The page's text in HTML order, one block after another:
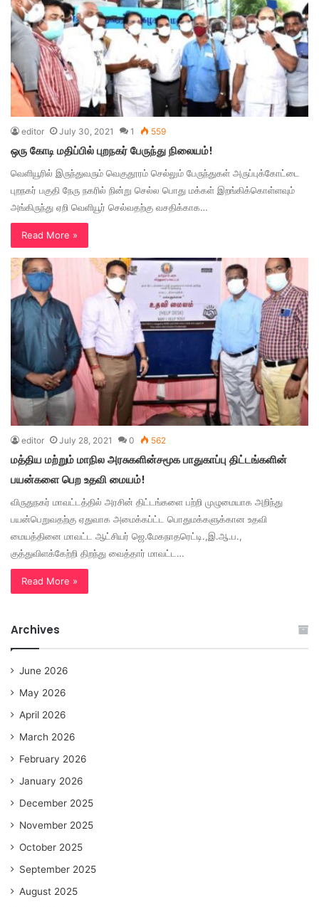
editor July 30, 2021 1 559
ஒரு கோடி மதிப்பில் புறநகர் பேருந்து நிலையம்!
வெளியூரில் இருந்துவரும் வெகுதூரம் செல்லும் பேருந்துகள் அருப்புக்கோட்டை
புறநகர் பகுதி நேரு நகரில் நின்று செல்ல பொது மக்கள் இறங்கிக்கொள்ளவும்
அங்கிருந்து ஏறி வெளியூர் செல்வதற்கு வசதிக்காக…
Read More »
editor July 28, 2021 0 562
மத்திய மற்றும் மாநில அரசுகளின்சமூக பாதுகாப்பு திட்டங்களின்
பயன்களை பெற உதவி மையம்!
விருதுநகர் மாவட்டத்தில் அரசின் திட்டங்களை பற்றி முழுமையாக அறிந்து
பயன்பெறுவதற்கு ஏதுவாக அமைக்கப்ட்ட பொதுமக்களுக்கான உதவி
மையத்தினை மாவட்ட ஆட்சியர் ஜெ.மேகநாதரெட்டி.,இ.ஆ.ப.,
குத்துவிளக்கேற்றி திறந்து வைத்தார் மாவட்ட…
Read More »
Archives
June 2026
May 2026
April 2026
March 2026
February 2026
January 2026
December 2025
November 2025
October 2025
September 2025
August 2025